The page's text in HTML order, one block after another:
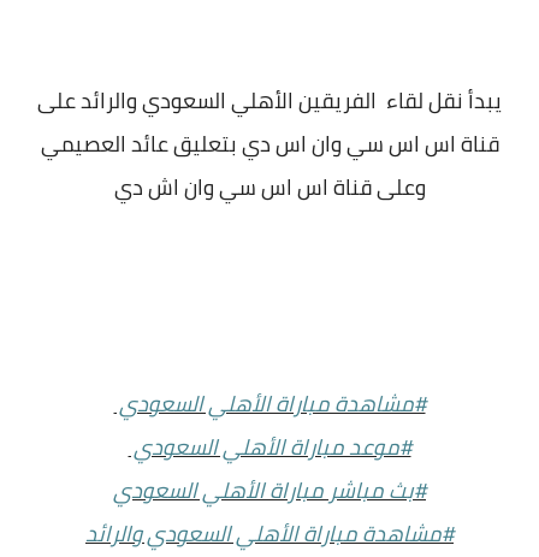
يبدأ نقل لقاء الفريقين الأهلي السعودي والرائد على
قناة اس اس سي وان اس دي بتعليق عائد العصيمي
وعلى قناة اس اس سي وان اش دي
#مشاهدة مباراة الأهلي السعودي
#موعد مباراة الأهلي السعودي
#بث مباشر مباراة الأهلي السعودي
#مشاهدة مباراة الأهلي السعودي والرائد